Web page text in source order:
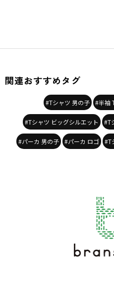
関連おすすめタグ
#Tシャツ 男の子 #半袖
#Tシャツ ビッグシルエット #T
#パーカ 男の子 #パーカ ロゴ #T